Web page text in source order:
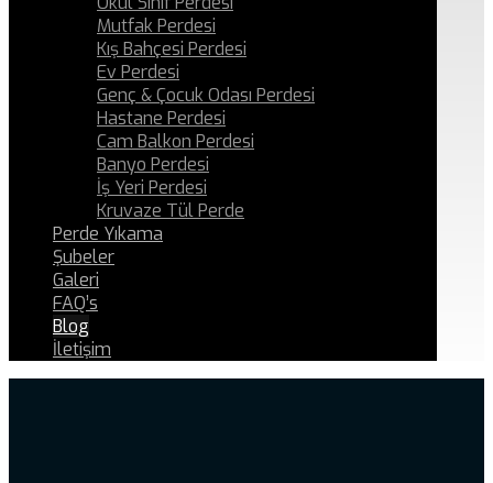
Mutfak Perdesi
Kış Bahçesi Perdesi
Ev Perdesi
Genç & Çocuk Odası Perdesi
Hastane Perdesi
Cam Balkon Perdesi
Banyo Perdesi
İş Yeri Perdesi
Kruvaze Tül Perde
Perde Yıkama
Şubeler
Galeri
FAQ’s
Blog
İletişim